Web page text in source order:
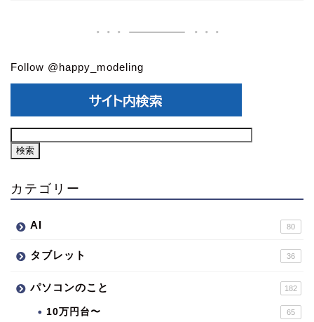
Follow @happy_modeling
カテゴリー
AI 80
タブレット 36
パソコンのこと 182
10万円台〜 65